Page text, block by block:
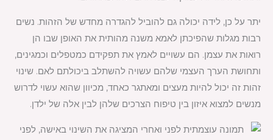
יתר על כן, לידה יכולה גם להוביל להגדרה מחדש של הזהות. נשים
רבות מגלות שהפיכתן לאמא משנה מהותית את האופן שבו הן
רואות את עצמן. הם עשויים לאמץ את תפקידם כמטפלים וכמגינים,
ותחושת הערך העצמי שלהם עשויה להשתלב ביכולתם לאם. שינוי
זהות זה יכול להיות מעצים ומאתגר כאחד, מכיוון שהוא עשוי לדרוש
מנשים למצוא איזון בין טיפוח הצרכים שלהן לבין אלה של ילדן.